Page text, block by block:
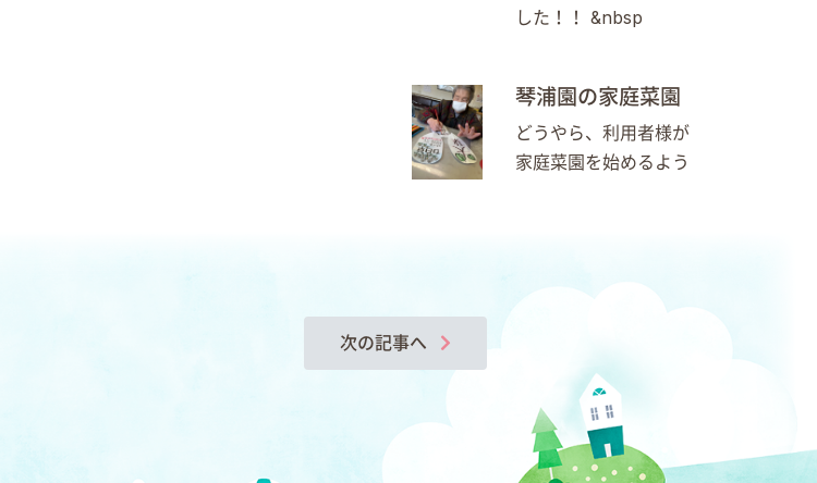
した！！ &nbsp
琴浦園の家庭菜園
どうやら、利用者様が
家庭菜園を始めるよう
次の記事へ